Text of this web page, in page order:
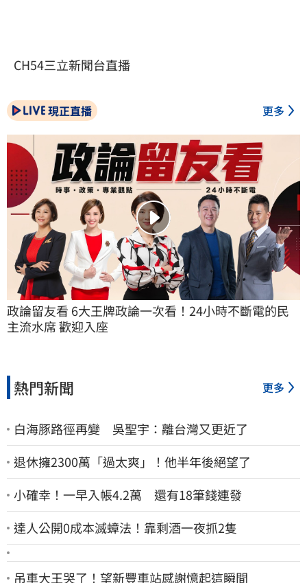
CH54三立新聞台直播
現正直播 更多
政論留友看 6大王牌政論一次看！24小時不斷電的民
主流水席 歡迎入座
熱門新聞 更多
白海豚路徑再變 吳聖宇：離台灣又更近了
退休擁2300萬「過太爽」！他半年後絕望了
小確幸！一早入帳4.2萬 還有18筆錢連發
達人公開0成本滅蟑法！靠剩酒一夜抓2隻
吊車大王哭了！望新豐車站感謝憶起這瞬間